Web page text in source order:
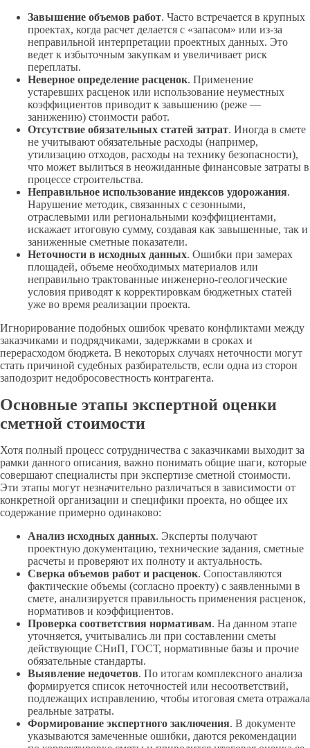
Завышение объемов работ. Часто встречается в крупных
проектах, когда расчет делается с «запасом» или из-за
неправильной интерпретации проектных данных. Это
ведет к избыточным закупкам и увеличивает риск
переплаты.
Неверное определение расценок. Применение
устаревших расценок или использование неуместных
коэффициентов приводит к завышению (реже —
занижению) стоимости работ.
Отсутствие обязательных статей затрат. Иногда в смете
не учитывают обязательные расходы (например,
утилизацию отходов, расходы на технику безопасности),
что может вылиться в неожиданные финансовые затраты в
процессе строительства.
Неправильное использование индексов удорожания.
Нарушение методик, связанных с сезонными,
отраслевыми или региональными коэффициентами,
искажает итоговую сумму, создавая как завышенные, так и
заниженные сметные показатели.
Неточности в исходных данных. Ошибки при замерах
площадей, объеме необходимых материалов или
неправильно трактованные инженерно-геологические
условия приводят к корректировкам бюджетных статей
уже во время реализации проекта.
Игнорирование подобных ошибок чревато конфликтами между
заказчиками и подрядчиками, задержками в сроках и
перерасходом бюджета. В некоторых случаях неточности могут
стать причиной судебных разбирательств, если одна из сторон
заподозрит недобросовестность контрагента.
Основные этапы экспертной оценки
сметной стоимости
Хотя полный процесс сотрудничества с заказчиками выходит за
рамки данного описания, важно понимать общие шаги, которые
совершают специалисты при экспертизе сметной стоимости.
Эти этапы могут незначительно различаться в зависимости от
конкретной организации и специфики проекта, но общее их
содержание примерно одинаково:
Анализ исходных данных. Эксперты получают
проектную документацию, технические задания, сметные
расчеты и проверяют их полноту и актуальность.
Сверка объемов работ и расценок. Сопоставляются
фактические объемы (согласно проекту) с заявленными в
смете, анализируется правильность применения расценок,
нормативов и коэффициентов.
Проверка соответствия нормативам. На данном этапе
уточняется, учитывались ли при составлении сметы
действующие СНиП, ГОСТ, нормативные базы и прочие
обязательные стандарты.
Выявление недочетов. По итогам комплексного анализа
формируется список неточностей или несоответствий,
подлежащих исправлению, чтобы итоговая смета отражала
реальные затраты.
Формирование экспертного заключения. В документе
указываются замеченные ошибки, даются рекомендации